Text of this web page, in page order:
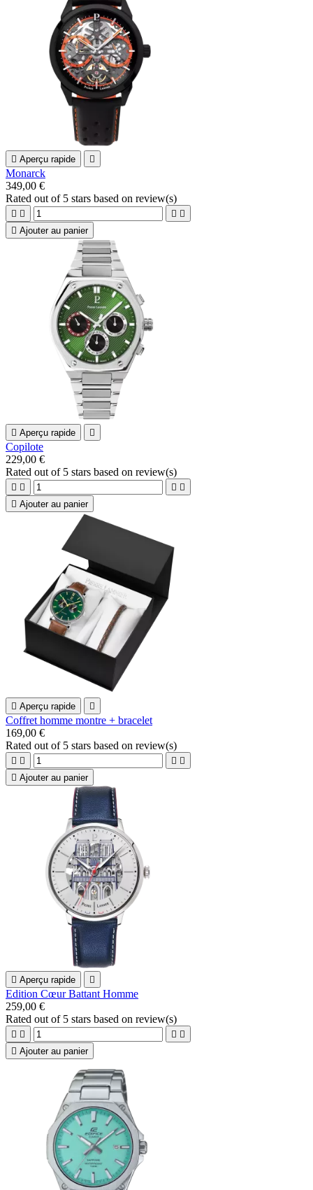
 Aperçu rapide 
Monarck
349,00 €
Rated out of 5 stars based on review(s)
   
 Ajouter au panier
 Aperçu rapide 
Copilote
229,00 €
Rated out of 5 stars based on review(s)
   
 Ajouter au panier
 Aperçu rapide 
Coffret homme montre + bracelet
169,00 €
Rated out of 5 stars based on review(s)
   
 Ajouter au panier
 Aperçu rapide 
Edition Cœur Battant Homme
259,00 €
Rated out of 5 stars based on review(s)
   
 Ajouter au panier